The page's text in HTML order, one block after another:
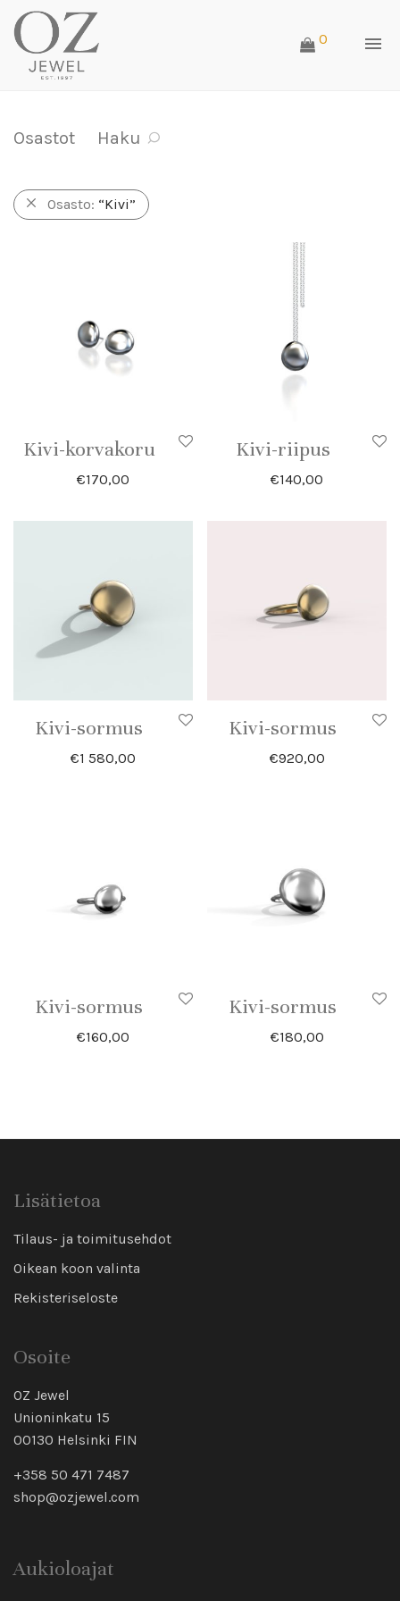
0
Osastot Haku
Osasto: “Kivi”
Kivi-korvakoru
€170,00
Kivi-riipus
€140,00
Kivi-sormus
€1 580,00
Kivi-sormus
€920,00
Kivi-sormus
€160,00
Kivi-sormus
€180,00
Lisätietoa
Tilaus- ja toimitusehdot
Oikean koon valinta
Rekisteriseloste
Osoite
OZ Jewel
Unioninkatu 15
00130 Helsinki FIN
+358 50 471 7487
shop@ozjewel.com
Aukioloajat